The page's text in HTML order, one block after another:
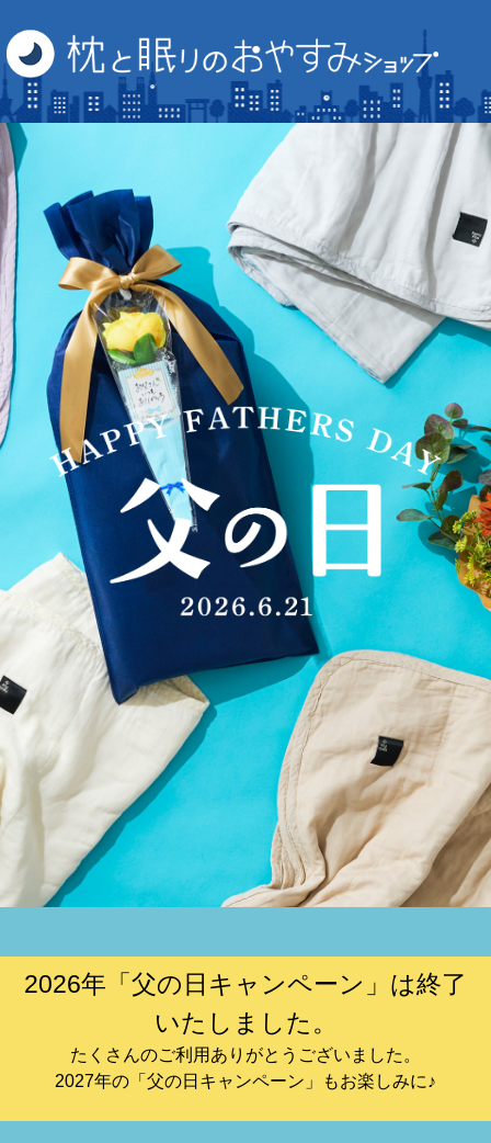
2026年「父の日キャンペーン」は終了
いたしました。
たくさんのご利用ありがとうございました。
2027年の「父の日キャンペーン」もお楽しみに♪